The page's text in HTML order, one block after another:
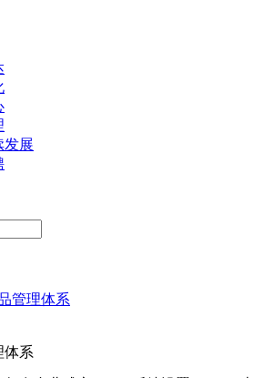
发展
管理体系
体系